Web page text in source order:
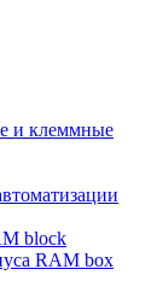
и клеммные
block
RAM box